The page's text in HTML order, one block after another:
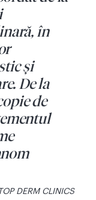
în
și
De la
de
DERM CLINICS